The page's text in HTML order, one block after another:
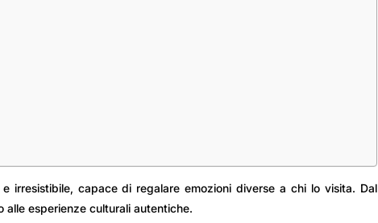
irresistibile, capace di regalare emozioni diverse a chi lo visita. Dal
alle esperienze culturali autentiche.